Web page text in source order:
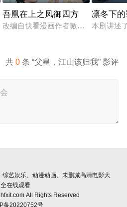
花
吾凰在上之凤御四方
改编自快看漫画作者嗷小泽的独家连
凛冬下
本剧讲述
共0 条 “父皇，江山该归我” 影评
综艺娱乐、动漫动画、未删减高清电影大
全在线观看
All Rights Reserved
备20220752号